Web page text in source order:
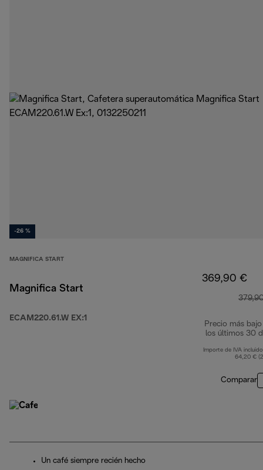
-26 %
MAGNIFICA START
Magnifica Start
ECAM220.61.W EX:1
369,90 €
Precio más bajo
los últimos 30
Importe de IVA
64,20 €
Comparar
Un café siempre recién hecho